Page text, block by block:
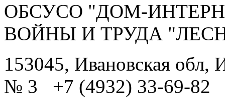
ОБСУСО "ДОМ-
ВОЙНЫ И ТРУДА
153045, Ивановская обл,
№ 3 +7 (4932) 33-69-82